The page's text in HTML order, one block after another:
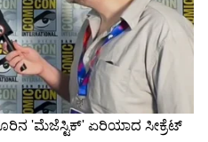
ವೈದ್ಯೆ ಆಗಬೇಕಿದ್ದವಳು ICU
ಸೇರಿದಳು.. ದೇಶದಲ್ಲಿ ಸಂಚಲ
ಮೂಡಿಸಿದ ಕರಣಾಜನಕ ಕತೆ..